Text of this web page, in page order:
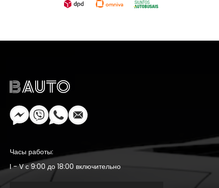
Часы работы:
I - V с 9:00 до 18:00 включительно